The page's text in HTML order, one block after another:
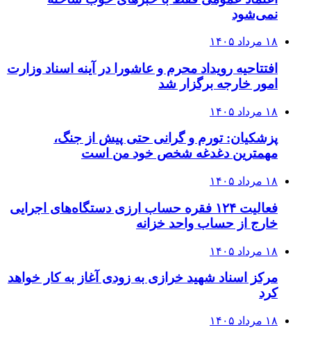
نمی‌شود
۱۸ مرداد ۱۴۰۵
افتتاحیه رویداد محرم و عاشورا در آینه اسناد وزارت
امور خارجه برگزار شد
۱۸ مرداد ۱۴۰۵
پزشکیان: تورم و گرانی حتی پیش از جنگ،
مهمترین دغدغه شخص خود من است
۱۸ مرداد ۱۴۰۵
فعالیت ۱۲۴ فقره حساب ارزی دستگاه‌های اجرایی
خارج از حساب واحد خزانه
۱۸ مرداد ۱۴۰۵
مرکز اسناد شهید خرازی به زودی آغاز به کار خواهد
کرد
۱۸ مرداد ۱۴۰۵